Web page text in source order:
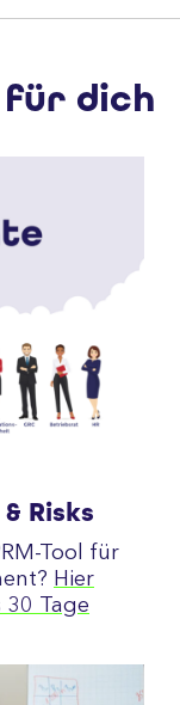
dich
Risks
Tool für
Hier
Tage